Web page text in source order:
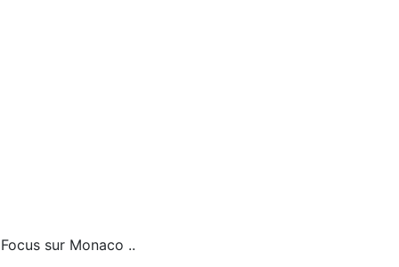
sur Monaco ..